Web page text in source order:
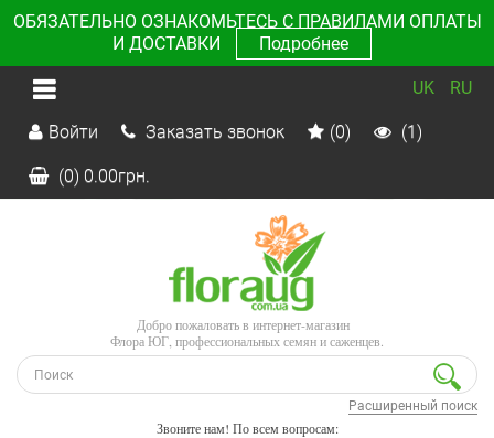
ОБЯЗАТЕЛЬНО ОЗНАКОМЬТЕСЬ С ПРАВИЛАМИ ОПЛАТЫ
И ДОСТАВКИ
Подробнее
UK RU
Войти Заказать звонок (0) (1)
(0) 0.00грн.
Добро пожаловать в интернет-магазин
Флора ЮГ, профессиональных семян и саженцев.
Расширенный поиск
Звоните нам! По всем вопросам: